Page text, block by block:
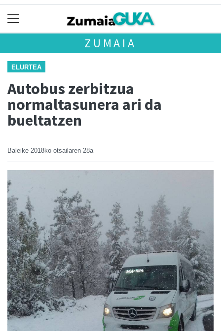
ZUMAIA
ELURTEA
Autobus zerbitzua
normaltasunera ari da
bueltatzen
Baleike 2018ko otsailaren 28a